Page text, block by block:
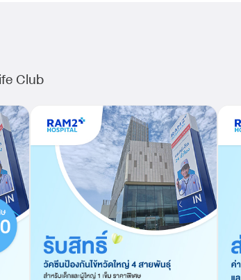
Club